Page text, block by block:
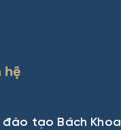
hệ
đào tạo Bách Khoa